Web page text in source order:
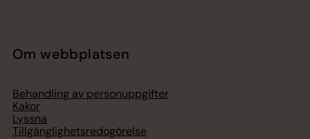
Om webbplatsen
Behandling av personuppgifter
Kakor
Lyssna
Tillgänglighetsredogörelse